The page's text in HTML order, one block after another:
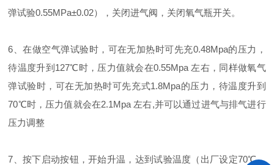
弹试验0.55MPa±0.02），关闭进气阀，关闭氧气瓶开关。
6、在做空气弹试验时，可在无加热时可先充0.48Mpa的压力，
待温度升到127℃时，压力值就会在0.55Mpa 左右，同样做氧气
弹试验时，可在无加热时可先充式1.8Mpa的压力，待温度升到
70℃时，压力值就会在2.1Mpa 左右,并可以通过进气与排气进行
压力调整
7、按下启动按钮，开始升温，达到试验温度（出厂设定70℃，